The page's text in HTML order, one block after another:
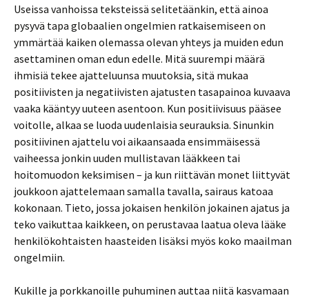
Useissa vanhoissa teksteissä selitetäänkin, että ainoa
pysyvä tapa globaalien ongelmien ratkaisemiseen on
ymmärtää kaiken olemassa olevan yhteys ja muiden edun
asettaminen oman edun edelle. Mitä suurempi määrä
ihmisiä tekee ajatteluunsa muutoksia, sitä mukaa
positiivisten ja negatiivisten ajatusten tasapainoa kuvaava
vaaka kääntyy uuteen asentoon. Kun positiivisuus pääsee
voitolle, alkaa se luoda uudenlaisia seurauksia. Sinunkin
positiivinen ajattelu voi aikaansaada ensimmäisessä
vaiheessa jonkin uuden mullistavan lääkkeen tai
hoitomuodon keksimisen – ja kun riittävän monet liittyvät
joukkoon ajattelemaan samalla tavalla, sairaus katoaa
kokonaan. Tieto, jossa jokaisen henkilön jokainen ajatus ja
teko vaikuttaa kaikkeen, on perustavaa laatua oleva lääke
henkilökohtaisten haasteiden lisäksi myös koko maailman
ongelmiin.
Kukille ja porkkanoille puhuminen auttaa niitä kasvamaan